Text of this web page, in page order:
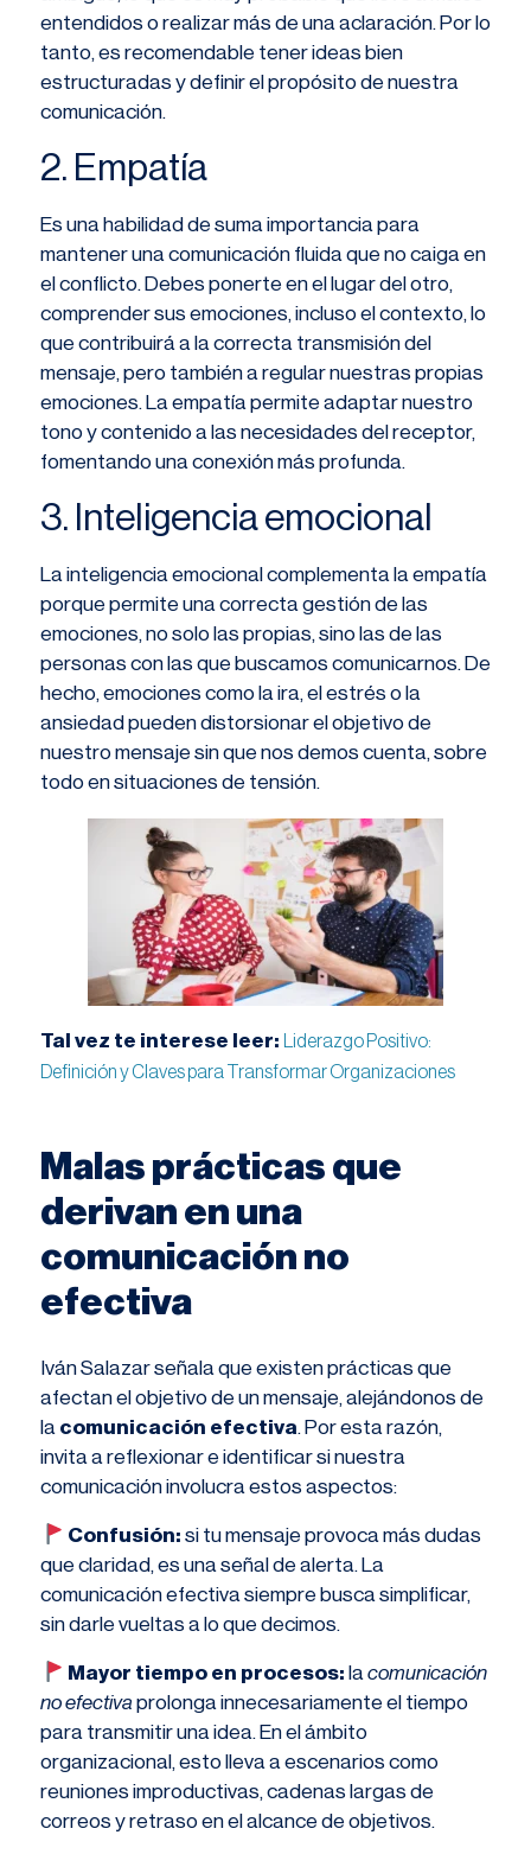
entendidos o realizar más de una aclaración. Por lo
tanto, es recomendable tener ideas bien
estructuradas y definir el propósito de nuestra
comunicación.
2. Empatía
Es una habilidad de suma importancia para
mantener una comunicación fluida que no caiga en
el conflicto. Debes ponerte en el lugar del otro,
comprender sus emociones, incluso el contexto, lo
que contribuirá a la correcta transmisión del
mensaje, pero también a regular nuestras propias
emociones. La empatía permite adaptar nuestro
tono y contenido a las necesidades del receptor,
fomentando una conexión más profunda.
3. Inteligencia emocional
La inteligencia emocional complementa la empatía
porque permite una correcta gestión de las
emociones, no solo las propias, sino las de las
personas con las que buscamos comunicarnos. De
hecho, emociones como la ira, el estrés o la
ansiedad pueden distorsionar el objetivo de
nuestro mensaje sin que nos demos cuenta, sobre
todo en situaciones de tensión.
Tal vez te interese leer: Liderazgo Positivo:
Definición y Claves para Transformar Organizaciones
Malas prácticas que
derivan en una
comunicación no
efectiva
Iván Salazar señala que existen prácticas que
afectan el objetivo de un mensaje, alejándonos de
la comunicación efectiva. Por esta razón,
invita a reflexionar e identificar si nuestra
comunicación involucra estos aspectos:
​ Confusión:si tu mensaje provoca más dudas
que claridad, es una señal de alerta. La
comunicación efectiva siempre busca simplificar,
sin darle vueltas a lo que decimos.
​ Mayor tiempo en procesos: lacomunicación
no efectiva prolonga innecesariamente el tiempo
para transmitir una idea. En el ámbito
organizacional, esto lleva a escenarios como
reuniones improductivas, cadenas largas de
correos y retraso en el alcance de objetivos.